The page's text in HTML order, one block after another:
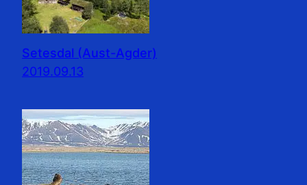
Setesdal (Aust-Agder)
2019.09.13